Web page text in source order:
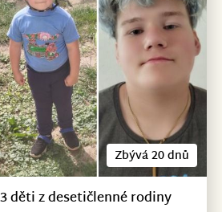
Zbývá 20 dnů
děti z desetičlenné rodiny